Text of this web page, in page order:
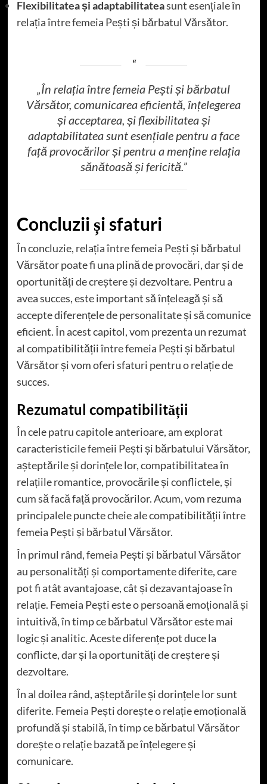
Flexibilitatea și adaptabilitateasunt esențiale în
relația între femeia Pești și bărbatul Vărsător.
„În relația între femeia Pești și bărbatul
Vărsător, comunicarea eficientă, înțelegerea
și acceptarea, și flexibilitatea și
adaptabilitatea sunt esențiale pentru a face
față provocărilor și pentru a menține relația
sănătoasă și fericită.”
Concluzii și sfaturi
În concluzie, relația între femeia Pești și bărbatul
Vărsător poate fi una plină de provocări, dar și de
oportunități de creștere și dezvoltare. Pentru a
avea succes, este important să înțeleagă și să
accepte diferențele de personalitate și să comunice
eficient. În acest capitol, vom prezenta un rezumat
al compatibilității între femeia Pești și bărbatul
Vărsător și vom oferi sfaturi pentru o relație de
succes.
Rezumatul compatibilității
În cele patru capitole anterioare, am explorat
caracteristicile femeii Pești și bărbatului Vărsător,
așteptările și dorințele lor, compatibilitatea în
relațiile romantice, provocările și conflictele, și
cum să facă față provocărilor. Acum, vom rezuma
principalele puncte cheie ale compatibilității între
femeia Pești și bărbatul Vărsător.
În primul rând, femeia Pești și bărbatul Vărsător
au personalități și comportamente diferite, care
pot fi atât avantajoase, cât și dezavantajoase în
relație. Femeia Pești este o persoană emoțională și
intuitivă, în timp ce bărbatul Vărsător este mai
logic și analitic. Aceste diferențe pot duce la
conflicte, dar și la oportunități de creștere și
dezvoltare.
În al doilea rând, așteptările și dorințele lor sunt
diferite. Femeia Pești dorește o relație emoțională
profundă și stabilă, în timp ce bărbatul Vărsător
dorește o relație bazată pe înțelegere și
comunicare.